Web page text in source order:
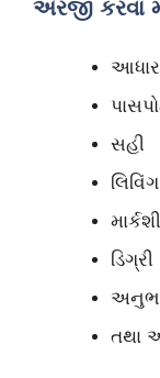
અરજી કરવા
સહી
ડિગ્રી
તથા